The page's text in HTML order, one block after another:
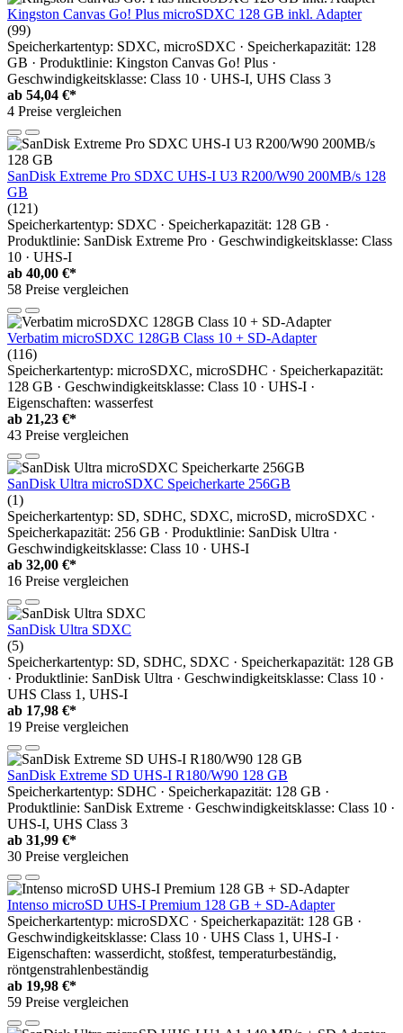
Kingston Canvas Go! Plus microSDXC 128 GB inkl. Adapter
(99)
Speicherkartentyp: SDXC, microSDXC · Speicherkapazität: 128
GB · Produktlinie: Kingston Canvas Go! Plus ·
Geschwindigkeitsklasse: Class 10 · UHS-I, UHS Class 3
ab 54,04 €*
4 Preise vergleichen
SanDisk Extreme Pro SDXC UHS-I U3 R200/W90 200MB/s 128
GB
(121)
Speicherkartentyp: SDXC · Speicherkapazität: 128 GB ·
Produktlinie: SanDisk Extreme Pro · Geschwindigkeitsklasse: Class
10 · UHS-I
ab 40,00 €*
58 Preise vergleichen
Verbatim microSDXC 128GB Class 10 + SD-Adapter
(116)
Speicherkartentyp: microSDXC, microSDHC · Speicherkapazität:
128 GB · Geschwindigkeitsklasse: Class 10 · UHS-I ·
Eigenschaften: wasserfest
ab 21,23 €*
43 Preise vergleichen
SanDisk Ultra microSDXC Speicherkarte 256GB
(1)
Speicherkartentyp: SD, SDHC, SDXC, microSD, microSDXC ·
Speicherkapazität: 256 GB · Produktlinie: SanDisk Ultra ·
Geschwindigkeitsklasse: Class 10 · UHS-I
ab 32,00 €*
16 Preise vergleichen
SanDisk Ultra SDXC
(5)
Speicherkartentyp: SD, SDHC, SDXC · Speicherkapazität: 128 GB
· Produktlinie: SanDisk Ultra · Geschwindigkeitsklasse: Class 10 ·
UHS Class 1, UHS-I
ab 17,98 €*
19 Preise vergleichen
SanDisk Extreme SD UHS-I R180/W90 128 GB
Speicherkartentyp: SDHC · Speicherkapazität: 128 GB ·
Produktlinie: SanDisk Extreme · Geschwindigkeitsklasse: Class 10 ·
UHS-I, UHS Class 3
ab 31,99 €*
30 Preise vergleichen
Intenso microSD UHS-I Premium 128 GB + SD-Adapter
Speicherkartentyp: microSDXC · Speicherkapazität: 128 GB ·
Geschwindigkeitsklasse: Class 10 · UHS Class 1, UHS-I ·
Eigenschaften: wasserdicht, stoßfest, temperaturbeständig,
röntgenstrahlenbeständig
ab 19,98 €*
59 Preise vergleichen